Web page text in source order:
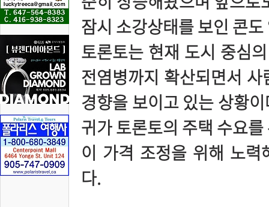
잠시 소강상태를 보인 콘
토론토는 현재 도시 중심
전염병까지 확산되면서
경향을 보이고 있는 상황
귀가 토론토의 주택 수요
이 가격 조정을 위해 노
다.